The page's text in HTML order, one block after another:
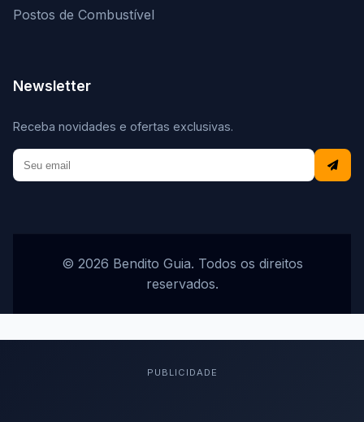
Postos de Combustível
Newsletter
Receba novidades e ofertas exclusivas.
© 2026 Bendito Guia. Todos os direitos
reservados.